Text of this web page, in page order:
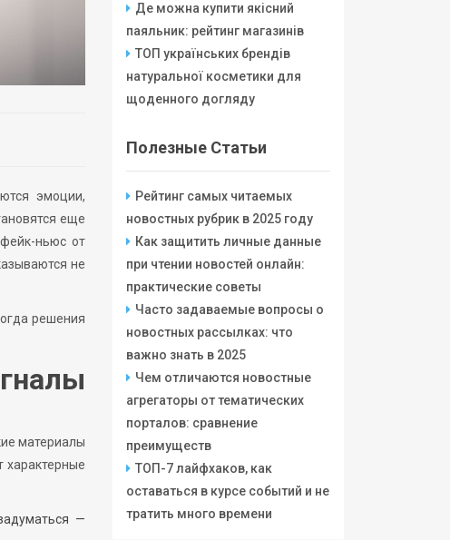
эмоции,
еще
ньюс от
не
решения
материалы
—
Де можна купити якісний
паяльник: рейтинг магазинів
ТОП українських брендів
натуральної косметики для
щоденного догляду
Полезные Статьи
Рейтинг самых читаемых
новостных рубрик в 2025 году
Как защитить личные данные
при чтении новостей онлайн:
практические советы
Часто задаваемые вопросы о
новостных рассылках: что
важно знать в 2025
Чем отличаются новостные
агрегаторы от тематических
порталов: сравнение
преимуществ
ТОП-7 лайфхаков, как
оставаться в курсе событий и не
тратить много времени